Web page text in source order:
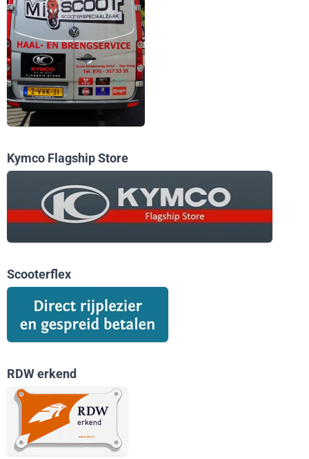
Kymco Flagship Store
Scooterflex
RDW erkend